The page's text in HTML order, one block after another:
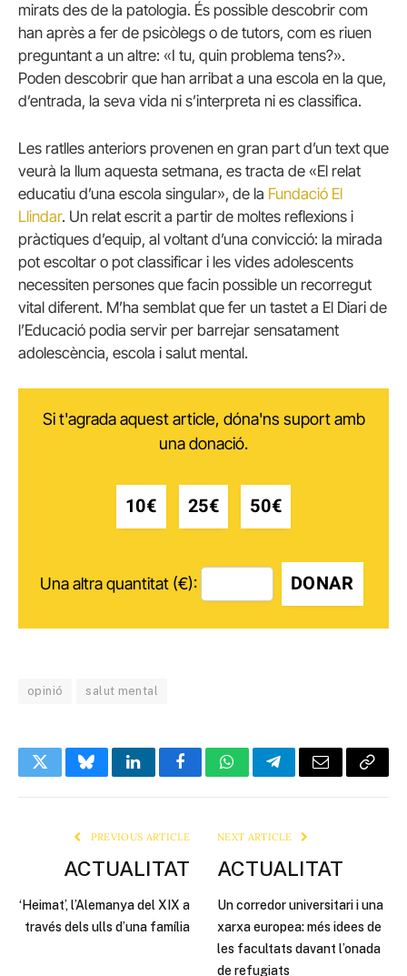
mirats des de la patologia. És possible descobrir com
han après a fer de psicòlegs o de tutors, com es riuen
preguntant a un altre: «I tu, quin problema tens?».
Poden descobrir que han arribat a una escola en la que,
d’entrada, la seva vida ni s’interpreta ni es classifica.
Les ratlles anteriors provenen en gran part d’un text que
veurà la llum aquesta setmana, es tracta de «El relat
educatiu d’una escola singular», de la Fundació El
Llindar. Un relat escrit a partir de moltes reflexions i
pràctiques d’equip, al voltant d’una convicció: la mirada
pot escoltar o pot classificar i les vides adolescents
necessiten persones que facin possible un recorregut
vital diferent. M’ha semblat que fer un tastet a El Diari de
l’Educació podia servir per barrejar sensatament
adolescència, escola i salut mental.
Si t'agrada aquest article, dóna'ns suport amb
una donació.
10€ 25€ 50€
Una altra quantitat (€): DONAR
opinió salut mental
TwitterBlueskyLinkedInFacebookWhatsAppTelegramEmail Copy
PREVIOUS ARTICLE
ACTUALITAT
‘Heimat’, l’Alemanya del XIX a
través dels ulls d’una família
NEXT ARTICLE
ACTUALITAT
Un corredor universitari i una
xarxa europea: més idees de
les facultats davant l’onada
de refugiats